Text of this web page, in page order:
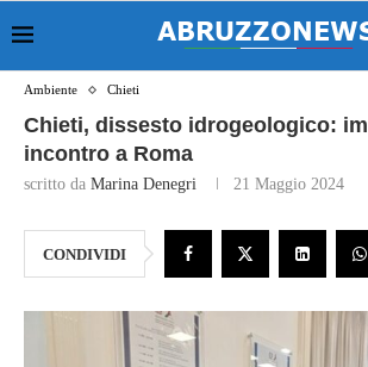
Ambiente Chieti
Chieti, dissesto idrogeologico:
incontro a Roma
scritto da Marina Denegri 21 Maggio 2024
CONDIVIDI